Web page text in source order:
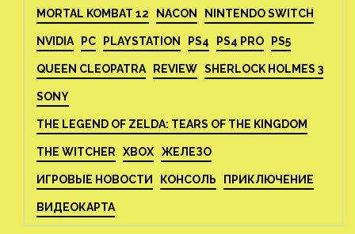
MORTAL KOMBAT 12 NACON NINTENDO SWITCH
NVIDIA PC PLAYSTATION PS4 PS4 PRO PS5
QUEEN CLEOPATRA REVIEW SHERLOCK HOLMES 3
SONY
THE LEGEND OF ZELDA: TEARS OF THE KINGDOM
THE WITCHER XBOX ЖЕЛЕЗО
ИГРОВЫЕ НОВОСТИ КОНСОЛЬ ПРИКЛЮЧЕНИЕ
ВИДЕОКАРТА